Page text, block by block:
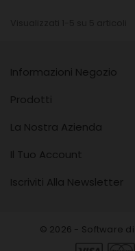
Informazioni Negozio
Prodotti
La Nostra Azienda
Il Tuo Account
Iscriviti Alla Newsletter
© 2026 - Software